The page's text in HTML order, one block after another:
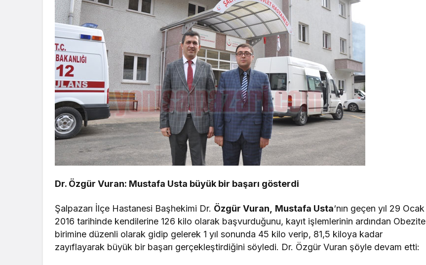
Dr. Özgür Vuran: Mustafa Usta büyük bir başarı gösterdi
Şalpazarı İlçe Hastanesi Başhekimi Dr. Özgür Vuran, Mustafa Usta‘nın geçen yıl 29 Ocak
2016 tarihinde kendilerine 126 kilo olarak başvurduğunu, kayıt işlemlerinin ardından Obezite
birimine düzenli olarak gidip gelerek 1 yıl sonunda 45 kilo verip, 81,5 kiloya kadar
zayıflayarak büyük bir başarı gerçekleştirdiğini söyledi. Dr. Özgür Vuran şöyle devam etti: